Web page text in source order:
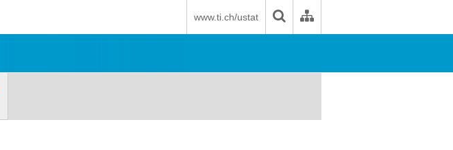
www.ti.ch/ustat